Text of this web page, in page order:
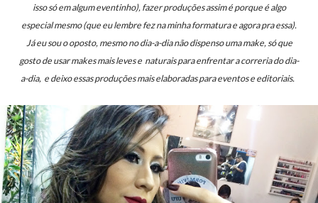
isso só em algum eventinho), fazer produções assim é porque é algo
especial mesmo (que eu lembre fez na minha formatura e agora pra essa).
Já eu sou o oposto, mesmo no dia-a-dia não dispenso uma make, só que
gosto de usar makes mais leves e naturais para enfrentar a correria do dia-
a-dia, e deixo essas produções mais elaboradas para eventos e editoriais.